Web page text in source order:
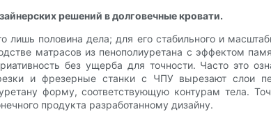
решений в долговечные кровати.
лишь половина дела; для его стабильного и
матрасов из пенополиуретана с эффектом
без ущерба для точности. Часто это
и фрезерные станки с ЧПУ вырезают слои
форму, соответствующую контурам тела.
продукта разработанному дизайну.